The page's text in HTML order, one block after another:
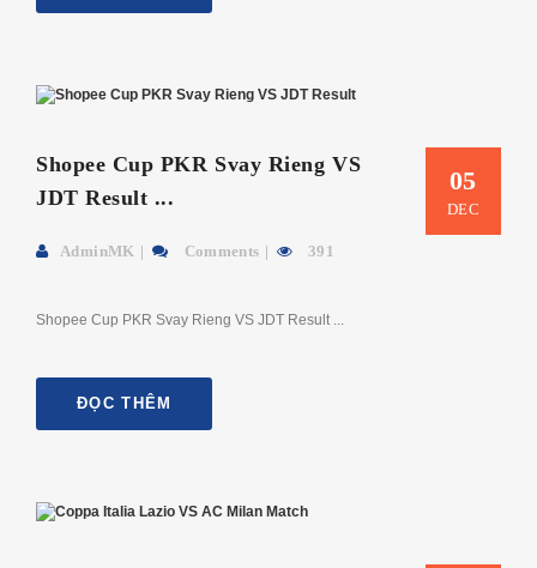
05
DEC
Shopee Cup PKR Svay Rieng VS
JDT Result ...
AdminMK Comments 391
Shopee Cup PKR Svay Rieng VS JDT Result ...
ĐỌC THÊM